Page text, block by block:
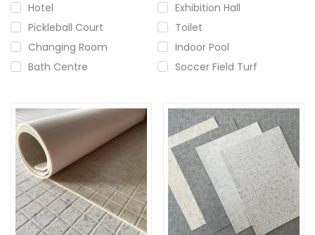
Hotel
Exhibition Hall
Pickleball Court
Toilet
Changing Room
Indoor Pool
Bath Centre
Soccer Field Turf